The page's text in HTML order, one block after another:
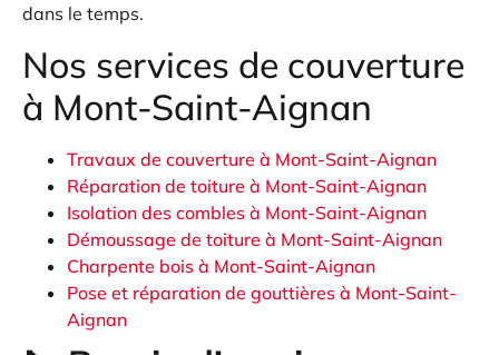
dans le temps.
Nos services de couverture
à Mont-Saint-Aignan
Travaux de couverture à Mont-Saint-Aignan
Réparation de toiture à Mont-Saint-Aignan
Isolation des combles à Mont-Saint-Aignan
Démoussage de toiture à Mont-Saint-Aignan
Charpente bois à Mont-Saint-Aignan
Pose et réparation de gouttières à Mont-Saint-
Aignan